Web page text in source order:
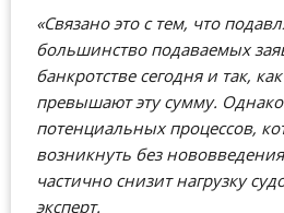
«Связано это с тем, что
большинство подаваемых
банкротстве сегодня и так,
превышают эту сумму. Однако
потенциальных процессов,
возникнуть без
частично снизит нагрузку
эксперт.